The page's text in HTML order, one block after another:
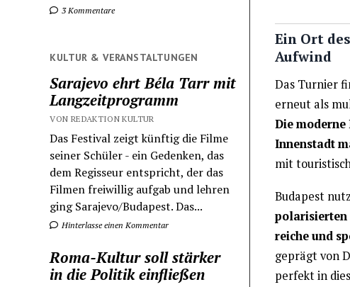
3 Kommentare
KULTUR & VERANSTALTUNGEN
Sarajevo ehrt Béla Tarr mit
Langzeitprogramm
VON REDAKTION KULTUR
Das Festival zeigt künftig die Filme
seiner Schüler - ein Gedenken, das
dem Regisseur entspricht, der das
Filmen freiwillig aufgab und lehren
ging Sarajevo/Budapest. Das...
Hinterlasse einen Kommentar
Roma-Kultur soll stärker
in die Politik einfließen
Ein Ort
Aufwind
Das Turnier
erneut als
Die
Innenstadt
mit
Budapest
polarisierten
reiche und
geprägt von
perfekt in